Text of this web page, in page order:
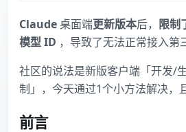
Claude桌面端更新版本后， 限制
模型 ID ，导致了无法正常接入第
社区的说法是新版客户端「开发/
制」，今天通过1个小方法解决，
前言